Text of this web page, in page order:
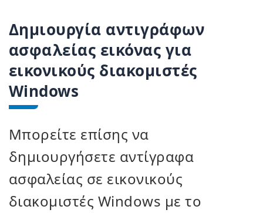
Δημιουργία αντιγράφων
ασφαλείας εικόνας για
εικονικούς διακομιστές
Windows
Μπορείτε επίσης να
δημιουργήσετε αντίγραφα
ασφαλείας σε εικονικούς
διακομιστές Windows με το